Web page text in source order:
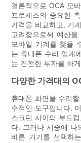
결론적으로 OCA 모
프로세스의 중요한
가격을 비교하고, 기
고려함으로써 예산
모바일 기계를 찾을
는 휴대폰 수리 업계
는 건전한 투자를 하
다양한 가격대의
휴대폰 화면을 수리
수적인 도구입니다.
스크린 사이의 부드
다. 그러나 시중에 나
바른 기기를 선택하